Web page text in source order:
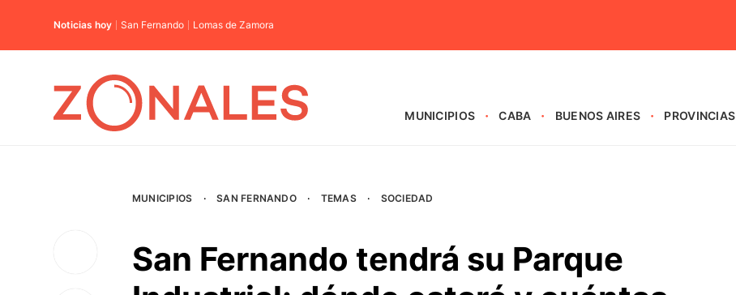
Noticias hoy San Fernando Lomas de Zamora
MUNICIPIOS CABA BUENOS AIRES PROVINCIAS
MUNICIPIOS · SAN FERNANDO · TEMAS · SOCIEDAD
San Fernando tendrá su Parque